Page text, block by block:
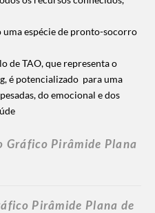
espécie de pronto-socorro
de TAO, que representa o
é potencializado para uma
do emocional e dos
Gráfico Pirâmide Plana
Pirâmide Plana de